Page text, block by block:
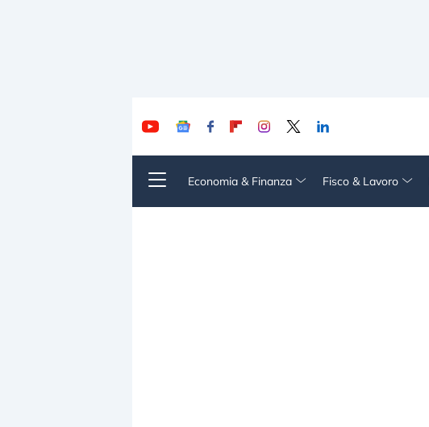
Economia & Finanza Fisco & Lavoro